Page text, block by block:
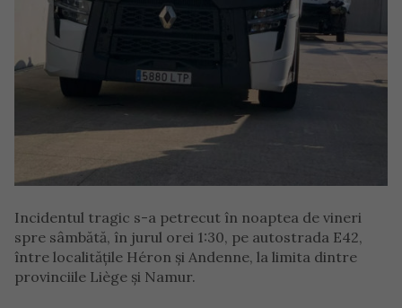
Incidentul tragic s-a petrecut în noaptea de vineri
spre sâmbătă, în jurul orei 1:30, pe autostrada E42,
între localitățile Héron și Andenne, la limita dintre
provinciile Liège și Namur.